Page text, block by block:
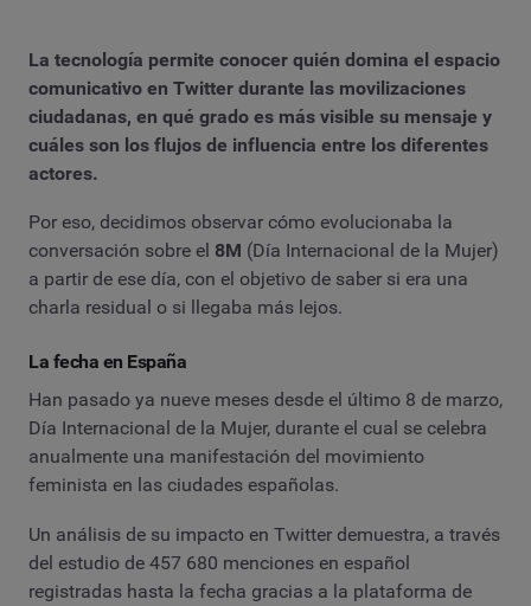
La tecnología permite conocer quién domina el espacio
comunicativo en Twitter durante las movilizaciones
ciudadanas, en qué grado es más visible su mensaje y
cuáles son los flujos de influencia entre los diferentes
actores.
Por eso, decidimos observar cómo evolucionaba la
conversación sobre el 8M (Día Internacional de la Mujer)
a partir de ese día, con el objetivo de saber si era una
charla residual o si llegaba más lejos.
La fecha en España
Han pasado ya nueve meses desde el último 8 de marzo,
Día Internacional de la Mujer, durante el cual se celebra
anualmente una manifestación del movimiento
feminista en las ciudades españolas.
Un análisis de su impacto en Twitter demuestra, a través
del estudio de 457 680 menciones en español
registradas hasta la fecha gracias a la plataforma de